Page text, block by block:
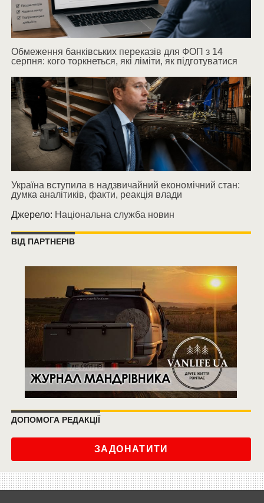
Обмеження банківських переказів для ФОП з 14
серпня: кого торкнеться, які ліміти, як підготуватися
Україна вступила в надзвичайний економічний стан:
думка аналітиків, факти, реакція влади
Джерело: Національна служба новин
ВІД ПАРТНЕРІВ
ДОПОМОГА РЕДАКЦІЇ
ЗАДОНАТИТИ